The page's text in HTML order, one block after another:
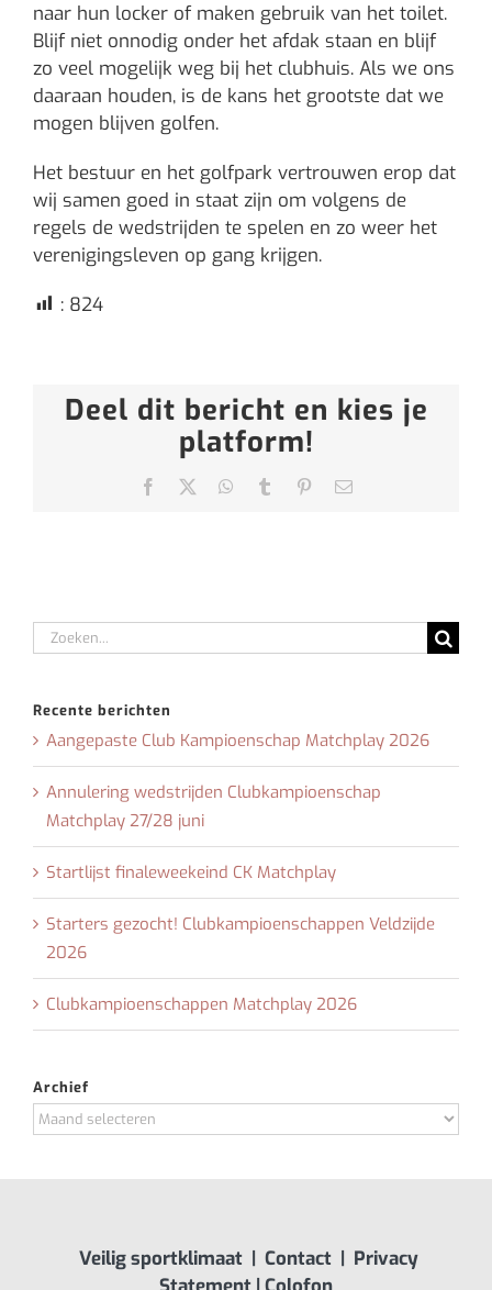
naar hun locker of maken gebruik van het toilet.
Blijf niet onnodig onder het afdak staan en blijf
zo veel mogelijk weg bij het clubhuis. Als we ons
daaraan houden, is de kans het grootste dat we
mogen blijven golfen.
Het bestuur en het golfpark vertrouwen erop dat
wij samen goed in staat zijn om volgens de
regels de wedstrijden te spelen en zo weer het
verenigingsleven op gang krijgen.
: 824
Deel dit bericht en kies je
platform!
Facebook WhatsApp
Tumblr Pinterest
E-
Zoeken
naar:
Recente berichten
Aangepaste Club Kampioenschap Matchplay 2026
Annulering wedstrijden Clubkampioenschap
Matchplay 27/28 juni
Startlijst finaleweekeind CK Matchplay
Starters gezocht! Clubkampioenschappen Veldzijde
2026
Clubkampioenschappen Matchplay 2026
Archief
Archief
Veilig sportklimaat| Contact| Privacy